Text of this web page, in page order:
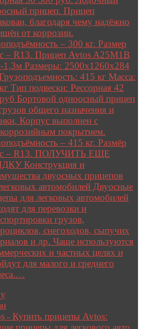
прицеп. Прицеп
благодаря чему надёжно
от коррозии.
– 300 кг. Размер
– R13. Прицеп Avtos A25M1B
1,3м Размеры: 2500х1260х284
415 кг Масса:
Тип подвески: Рессорная 42
Бортовой одноосный прицеп
общего назначения и
Корпус выполнен с
покрытием.
– 415 кг. Размёр
– R13. ПОЛУЧИТЬ ЕЩЕ
Конструкция и
двуосных прицепов
автомобилей Двуосные
для легковых автомобилей
для перевозки и
грузов,
снегоходов, сыпучих
и др. Чаще используются
и частных целях и
для малого и среднего
– Купить прицепы Avtos: